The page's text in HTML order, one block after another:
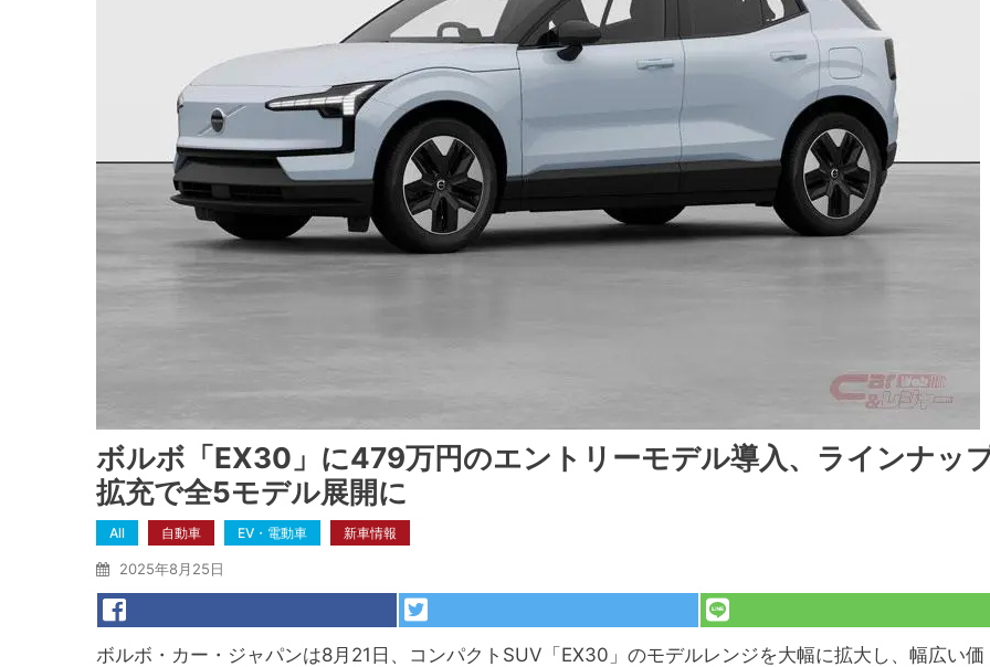
ボルボ「EX30」に479万円のエントリーモデル導入、ラインナッ
拡充で全5モデル展開に
All 自動車 EV・電動車 新車情報
2025年8月25日
ボルボ・カー・ジャパンは8月21日、コンパクトSUV「EX30」のモデルレンジを大幅に拡大し、幅広い価